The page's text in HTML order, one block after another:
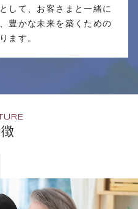
して、お客さまと一緒に
豊かな未来を築くための
ます。